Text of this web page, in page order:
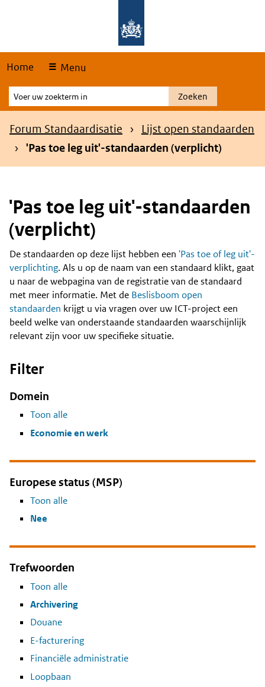
Home Menu
Voer
uw
zoekterm
Zoeken
Kruimelpad
Forum Standaardisatie
Lijst open standaarden
'Pas toe leg uit'-standaarden (verplicht)
'Pas toe leg uit'-standaarden
(verplicht)
Content
De standaarden op deze lijst hebben een 'Pas toe of leg uit'-
verplichting. Als u op de naam van een standaard klikt, gaat
u naar de webpagina van de registratie van de standaard
met meer informatie. Met de Beslisboom open
standaarden krijgt u via vragen over uw ICT-project een
beeld welke van onderstaande standaarden waarschijnlijk
relevant zijn voor uw specifieke situatie.
Filter
Domein
Toon alle
Economie en werk
Europese status (MSP)
Toon alle
Nee
Trefwoorden
Toon alle
Archivering
Douane
E-facturering
Financiële administratie
Loopbaan